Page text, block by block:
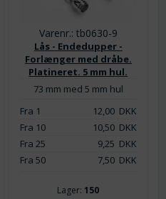
Varenr.: tb0630-9
Lås - Endedupper -
Forlænger med dråbe.
Platineret. 5 mm hul.
73 mm med 5 mm hul
Fra 1
12,00DKK
Fra 10
10,50DKK
Fra 25
9,25 DKK
Fra 50
7,50DKK
Lager: 150